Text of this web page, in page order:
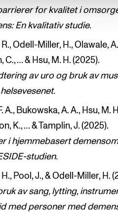
for kvalitet i
En kvalitativ studie.
Odell-Miller, H., Olawale,
C., … & Hsu, M. H. (2025).
av uro og bruk av
A., Bukowska, A. A., Hsu, M.
K., … & Tamplin, J. (2025).
i hjemmebasert
studien.
Pool, J., & Odell-Miller, H.
av sang, lytting,
med personer med